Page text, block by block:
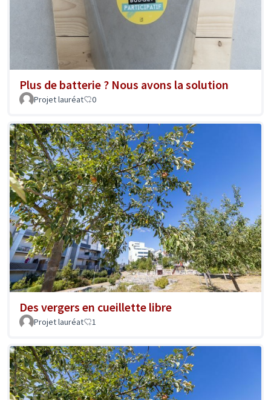
Plus de batterie ? Nous avons la solution
Projet lauréat 0
Des vergers en cueillette libre
Projet lauréat 1